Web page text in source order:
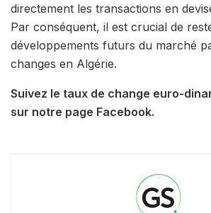
directement les transactions en
Par conséquent, il est crucial de
développements futurs du marché
changes en Algérie.
Suivez le taux de change euro-
sur notre page Facebook.